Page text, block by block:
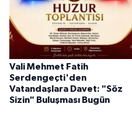
Vali Mehmet Fatih
Serdengeçti'den
Vatandaşlara Davet: "Söz
Sizin" Buluşması Bugün